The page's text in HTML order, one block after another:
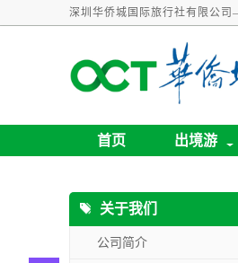
深圳华侨城国际旅行社有限公
首页 出境游
关于我们
公司简介